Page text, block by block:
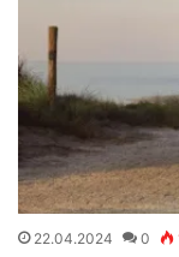
22.04.2024 0